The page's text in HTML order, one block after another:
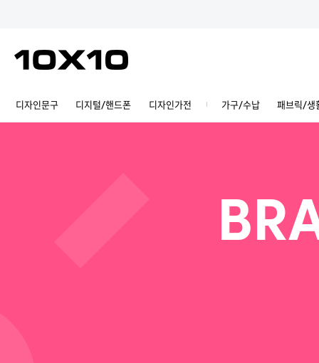
디자인문구 디지털/핸드폰 디자인가전 가구/수납 패브릭/생